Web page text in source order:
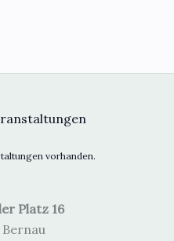
vorhanden.
Platz 16
Bernau